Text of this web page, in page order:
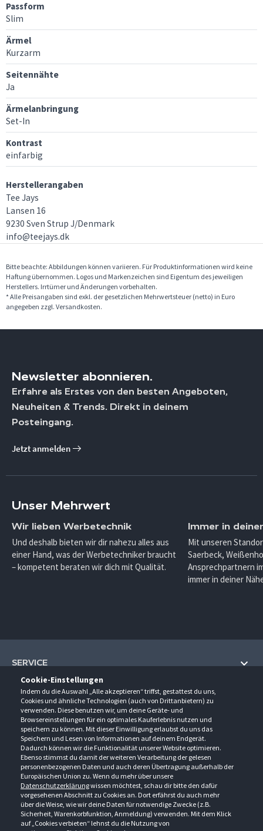
Cookie-Einstellungen
Indem du die Auswahl „Alle akzeptieren“ triffst, gestattest du uns,
Cookies und ähnliche Technologien (auch von Drittanbietern) zu
verwenden. Diese benutzen wir, um deine Geräte- und
Browsereinstellungen für ein optimales Kauferlebnis nutzen und
speichern zu können. Mit dieser Einwilligung erlaubst du uns das
Speichern und Lesen von Informationen auf deinem Endgerät.
Dadurch können wir die Funktionalität unserer Website optimieren.
Ebenso stimmst du damit der weiteren Verarbeitung der gelesen
personenbezogenen Daten und auch deren Übertragung außerhalb der
Europäischen Union zu. Wenn du mehr über unsere
Datenschutzerklärungwissen möchtest, schau dir bitte den dafür
vorgesehenen Abschnitt zu Cookies an. Dort erfährst du auch mehr
über die Weise, wie wir deine Daten für notwendige Zwecke (z.B.
Sicherheit, Warenkorbfunktion, Anmeldung) verwenden. Mit dem Klick
auf „Cookies verbieten“ lehnst du die Nutzung von
Passform
Slim
Ärmel
Kurzarm
Seitennähte
Ja
Ärmelanbringung
Set-In
Kontrast
einfarbig
Herstellerangaben
Tee Jays
Lansen 16
9230 Sven Strup J/Denmark
info@teejays.dk
Bitte beachte: Abbildungen können variieren. Für Produktinformationen wird keine
Haftung übernommen. Logos und Markenzeichen sind Eigentum des jeweiligen
Herstellers. Irrtümer und Änderungen vorbehalten.
* Alle Preisangaben sind exkl. der gesetzlichen Mehrwertsteuer (netto) in Euro
angegeben zzgl. Versandkosten.
Newsletter abonnieren.
Erfahre als Erstes von den besten Angeboten,
Neuheiten & Trends. Direkt in deinem
Posteingang.
Jetzt anmelden
Unser Mehrwert
Wir lieben Werbetechnik
Und deshalb bieten wir dir nahezu alles aus
einer Hand, was der Werbetechniker braucht
– kompetent beraten wir dich mit Qualität.
Immer in
Mit unseren
Saerbeck,
Ansprechpartnern
immer in deiner
SERVICE
Hilfe und Information
Fragen und Antworten (FAQ)
Kontakt
Newsletter
Events
Downloads
Kataloge
UNTERNEHMEN
Über uns
Anfahrt
Ansprechpartner
Außendienstbesuch
Jobs & Ausbildung
Retouren/Reklamationen
KONTAKT
Gröner-Schulze GmbH
Sarirstraße 5
12529 Schönefeld
Berlin-Schönefeld: +49 30 68 29 54-0
Saerbeck: +49 2574 88750-0
Weißenhorn: +49 731 3982-0
info@groener-schulze.com
ÖFFNUNGSZEITEN
Montag - Donnerstag
9:00 - 17:00
Freitag
9:00 - 15:00
FOLGE UNS